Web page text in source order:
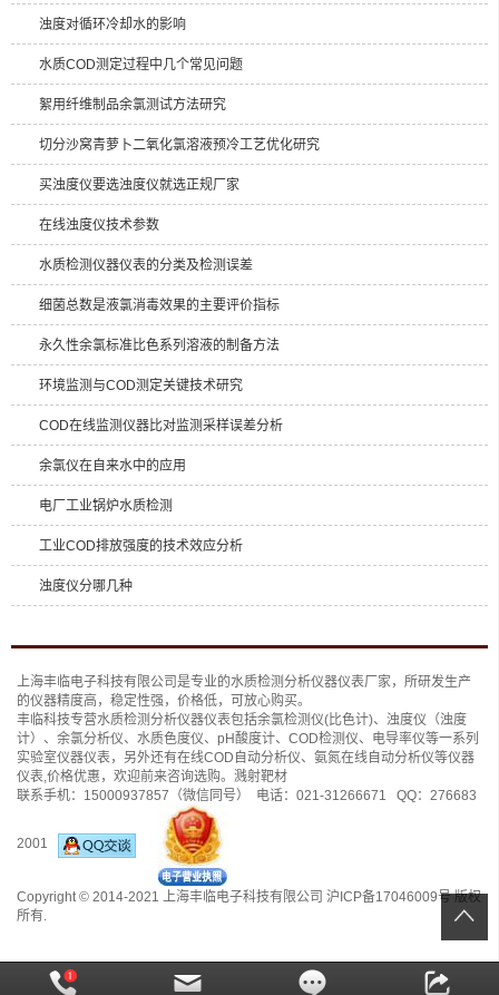
浊度对循环冷却水的影响
水质COD测定过程中几个常见问题
絮用纤维制品余氯测试方法研究
切分沙窝青萝卜二氧化氯溶液预冷工艺优化研究
买浊度仪要选浊度仪就选正规厂家
在线浊度仪技术参数
水质检测仪器仪表的分类及检测误差
细菌总数是液氯消毒效果的主要评价指标
永久性余氯标准比色系列溶液的制备方法
环境监测与COD测定关键技术研究
COD在线监测仪器比对监测采样误差分析
余氯仪在自来水中的应用
电厂工业锅炉水质检测
工业COD排放强度的技术效应分析
浊度仪分哪几种
上海丰临电子科技有限公司是专业的水质检测分析仪器仪表厂家，所研发生产
的仪器精度高，稳定性强，价格低，可放心购买。
丰临科技专营水质检测分析仪器仪表包括余氯检测仪(比色计)、 浊度仪（浊度
计） 、 余氯分析仪、 水质色度仪、 pH酸度计、 COD检测仪、 电导率仪等一系列
实验室仪器仪表，另外还有在线COD自动分析仪、 氨氮在线自动分析仪等仪器
仪表,价格优惠，欢迎前来咨询选购。 溅射靶材
联系手机： 15000937857 （微信同号） 电话： 021-31266671 QQ： 276683
2001
Copyright © 2014-2021 上海丰临电子科技有限公司 沪ICP备17046009号版权
所有.